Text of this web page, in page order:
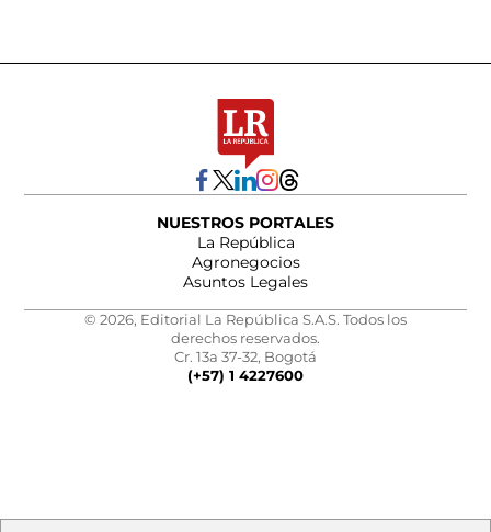
NUESTROS PORTALES
La República
Agronegocios
Asuntos Legales
© 2026, Editorial La República S.A.S. Todos los
derechos reservados.
Cr. 13a 37-32, Bogotá
(+57) 1 4227600